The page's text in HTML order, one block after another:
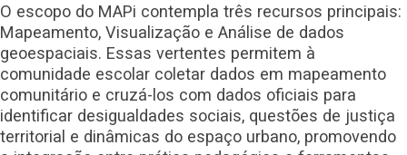
O escopo do MAPi contempla três recursos principais:
Mapeamento, Visualização e Análise de dados
geoespaciais. Essas vertentes permitem à
comunidade escolar coletar dados em mapeamento
comunitário e cruzá-los com dados oficiais para
identificar desigualdades sociais, questões de justiça
territorial e dinâmicas do espaço urbano, promovendo